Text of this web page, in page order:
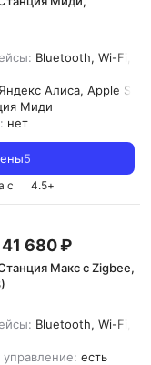
Bluetooth, Wi-Fi,
Яндекс Алиса, Apple Siri
Миди
нет
5
с 4.5+
680 ₽
Макс с Zigbee,
Bluetooth, Wi-Fi,
есть